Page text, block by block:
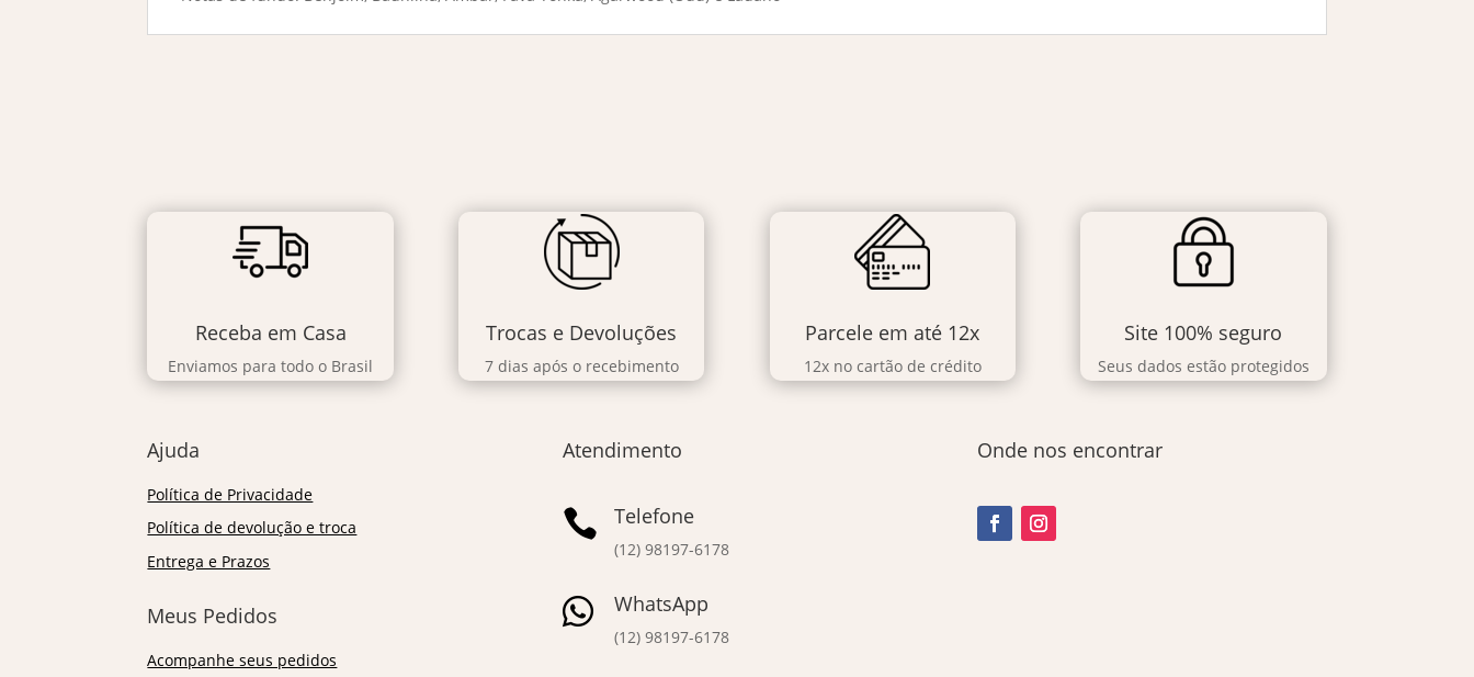
Receba em Casa
Enviamos para todo o Brasil
Trocas e Devoluções
7 dias após o recebimento
Parcele em até 12x
12x no cartão de crédito
Site 100% seguro
Seus dados estão protegidos
Ajuda
Política de Privacidade
Política de devolução e troca
Entrega e Prazos
Meus Pedidos
Acompanhe seus pedidos
Atendimento
 Telefone
(12) 98197-6178
 WhatsApp
(12) 98197-6178
Onde nos encontrar